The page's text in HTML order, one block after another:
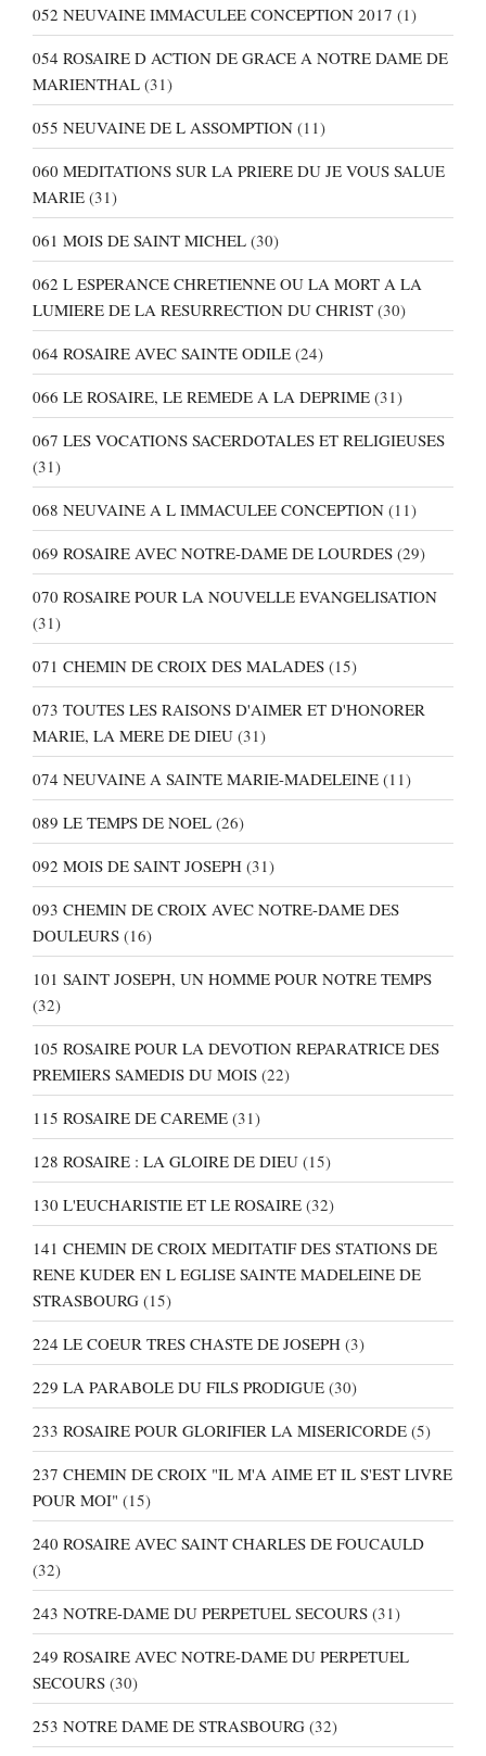
052 NEUVAINE IMMACULEE CONCEPTION 2017 (1)
054 ROSAIRE D ACTION DE GRACE A NOTRE DAME DE
MARIENTHAL (31)
055 NEUVAINE DE L ASSOMPTION (11)
060 MEDITATIONS SUR LA PRIERE DU JE VOUS SALUE
MARIE (31)
061 MOIS DE SAINT MICHEL (30)
062 L ESPERANCE CHRETIENNE OU LA MORT A LA
LUMIERE DE LA RESURRECTION DU CHRIST (30)
064 ROSAIRE AVEC SAINTE ODILE (24)
066 LE ROSAIRE, LE REMEDE A LA DEPRIME (31)
067 LES VOCATIONS SACERDOTALES ET RELIGIEUSES
(31)
068 NEUVAINE A L IMMACULEE CONCEPTION (11)
069 ROSAIRE AVEC NOTRE-DAME DE LOURDES (29)
070 ROSAIRE POUR LA NOUVELLE EVANGELISATION
(31)
071 CHEMIN DE CROIX DES MALADES (15)
073 TOUTES LES RAISONS D'AIMER ET D'HONORER
MARIE, LA MERE DE DIEU (31)
074 NEUVAINE A SAINTE MARIE-MADELEINE (11)
089 LE TEMPS DE NOEL (26)
092 MOIS DE SAINT JOSEPH (31)
093 CHEMIN DE CROIX AVEC NOTRE-DAME DES
DOULEURS (16)
101 SAINT JOSEPH, UN HOMME POUR NOTRE TEMPS
(32)
105 ROSAIRE POUR LA DEVOTION REPARATRICE DES
PREMIERS SAMEDIS DU MOIS (22)
115 ROSAIRE DE CAREME (31)
128 ROSAIRE : LA GLOIRE DE DIEU (15)
130 L'EUCHARISTIE ET LE ROSAIRE (32)
141 CHEMIN DE CROIX MEDITATIF DES STATIONS DE
RENE KUDER EN L EGLISE SAINTE MADELEINE DE
STRASBOURG (15)
224 LE COEUR TRES CHASTE DE JOSEPH (3)
229 LA PARABOLE DU FILS PRODIGUE (30)
233 ROSAIRE POUR GLORIFIER LA MISERICORDE (5)
237 CHEMIN DE CROIX "IL M'A AIME ET IL S'EST LIVRE
POUR MOI" (15)
240 ROSAIRE AVEC SAINT CHARLES DE FOUCAULD
(32)
243 NOTRE-DAME DU PERPETUEL SECOURS (31)
249 ROSAIRE AVEC NOTRE-DAME DU PERPETUEL
SECOURS (30)
253 NOTRE DAME DE STRASBOURG (32)